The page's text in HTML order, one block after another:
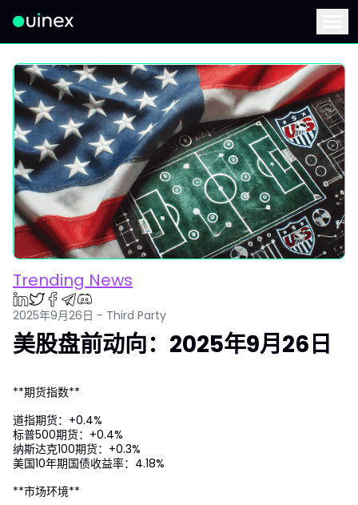
Trending News
2025年9月26日 - Third Party
美股盘前动向：2025年9月26日
**期货指数**
道指期货：+0.4%
标普500期货：+0.4%
纳斯达克100期货：+0.3%
美国10年期国债收益率：4.18%
**市场环境**